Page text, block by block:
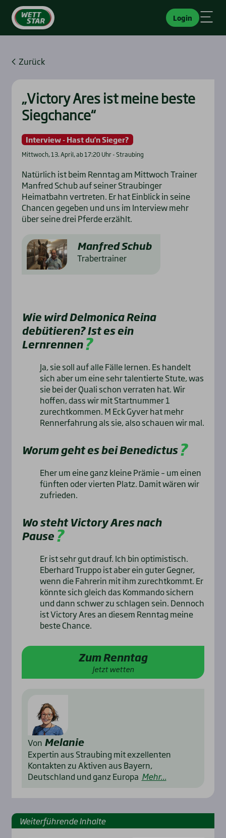
Login
Zurück
„Vic­to­ry Ares ist mei­ne bes­te
Sieg­chan­ce“
Interview - Hast du'n Sieger?
Mittwoch, 13. April, ab 17:20 Uhr - Straubing
Natürlich ist beim Renntag am Mittwoch Trainer
Manfred Schub auf seiner Straubinger
Heimatbahn vertreten. Er hat Einblick in seine
Chancen gegeben und uns im Interview mehr
über seine drei Pferde erzählt.
Manfred Schub
Trabertrainer
Wie wird Delmonica Reina
debütieren? Ist es ein
Lernrennen
Ja, sie soll auf alle Fälle lernen. Es handelt
sich aber um eine sehr talentierte Stute, was
sie bei der Quali schon verraten hat. Wir
hoffen, dass wir mit Startnummer 1
zurechtkommen. M Eck Gyver hat mehr
Rennerfahrung als sie, also schauen wir mal.
Worum geht es bei Benedictus
Eher um eine ganz kleine Prämie – um einen
fünften oder vierten Platz. Damit wären wir
zufrieden.
Wo steht Victory Ares nach
Pause
Er ist sehr gut drauf. Ich bin optimistisch.
Eberhard Truppo ist aber ein guter Gegner,
wenn die Fahrerin mit ihm zurechtkommt. Er
könnte sich gleich das Kommando sichern
und dann schwer zu schlagen sein. Dennoch
ist Victory Ares an diesem Renntag meine
beste Chance.
Zum Renntag
Jetzt wetten
Von Melanie
Expertin aus Straubing mit exzellenten
Kontakten zu Aktiven aus Bayern,
Deutschland und ganz Europa Mehr...
Weiterführende Inhalte